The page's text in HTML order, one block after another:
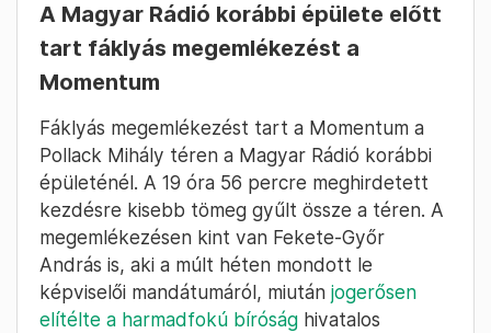
A Magyar Rádió korábbi épülete előtt
tart fáklyás megemlékezést a
Momentum
Fáklyás megemlékezést tart a Momentum a
Pollack Mihály téren a Magyar Rádió korábbi
épületénél. A 19 óra 56 percre meghirdetett
kezdésre kisebb tömeg gyűlt össze a téren. A
megemlékezésen kint van Fekete-Győr
András is, aki a múlt héten mondott le
képviselői mandátumáról, miután jogerősen
elítélte a harmadfokú bíróság hivatalos